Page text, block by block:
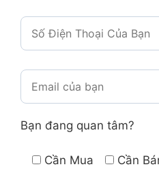
Bạn đang quan tâm?
Cần Mua Cần